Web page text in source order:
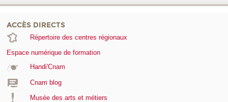
ACCÈS DIRECTS
Répertoire des centres régionaux
Espace numérique de formation
Handi'Cnam
Cnam blog
Musée des arts et métiers